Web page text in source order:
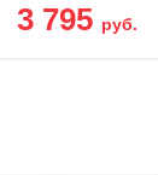
3 795 руб.